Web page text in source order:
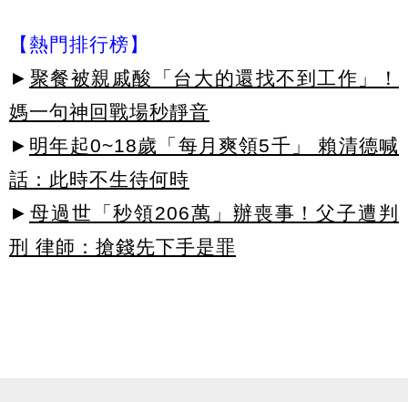
【熱門排行榜】
► 聚餐被親戚酸「台大的還找不到工作」！
媽一句神回戰場秒靜音
► 明年起0~18歲「每月爽領5千」 賴清德喊
話：此時不生待何時
► 母過世「秒領206萬」辦喪事！父子遭判
刑 律師：搶錢先下手是罪